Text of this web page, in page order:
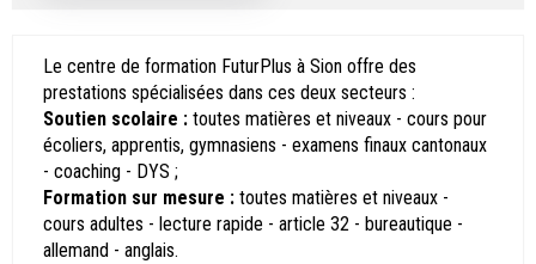
Le centre de formation FuturPlus à Sion offre des
prestations spécialisées dans ces deux secteurs :
Soutien scolaire : toutes matières et niveaux - cours pour
écoliers, apprentis, gymnasiens - examens finaux cantonaux
- coaching - DYS ;
Formation sur mesure : toutes matières et niveaux -
cours adultes - lecture rapide - article 32 - bureautique -
allemand - anglais.